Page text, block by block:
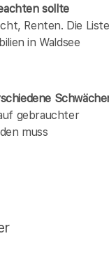
sollte
Renten. Die Liste
in Waldsee
gebrauchter
muss